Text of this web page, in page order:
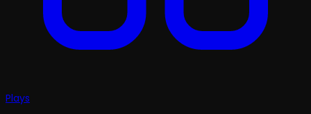
Plays